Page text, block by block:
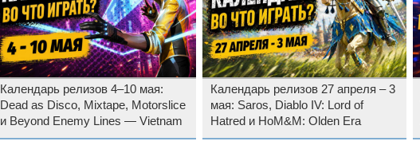
Календарь релизов 4–10 мая:
Dead as Disco, Mixtape, Motorslice
и Beyond Enemy Lines — Vietnam
Календарь релизов 27 апреля – 3
мая: Saros, Diablo IV: Lord of
Hatred и HoM&M: Olden Era